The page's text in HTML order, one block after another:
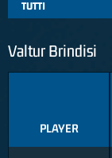
Valtur Brindisi
PLAYER